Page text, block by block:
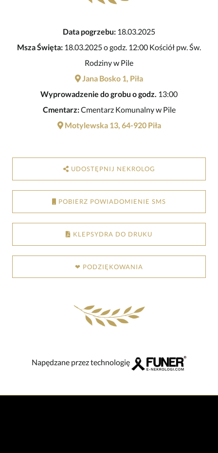
Data pogrzebu: 18.03.2025
Msza Święta: 18.03.2025 o godz. 12:00 Kościół pw. Św.
Rodziny w Pile
Jana Bosko 1, Piła
Wyprowadzenie do grobu o godz. 13:00
Cmentarz:Cmentarz Komunalny w Pile
Motylewska 13, 64-920 Piła
UDOSTĘPNIJ NEKROLOG
POBIERZ POWIADOMIENIE SMS
KLEPSYDRA DO DRUKU
❤ PODZIĘKOWANIA
Napędzane przez technologię